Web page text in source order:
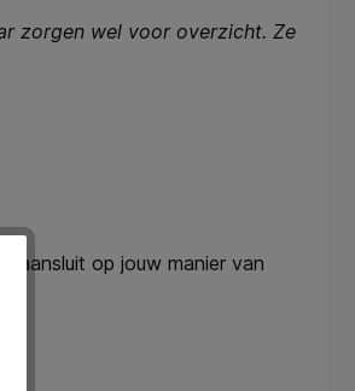
zorgen wel voor overzicht. Ze
aansluit op jouw manier van